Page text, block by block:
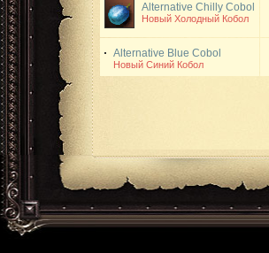
Alternative Chilly Cobol
Новый Холодный Кобол
Alternative Blue Cobol
Новый Синий Кобол